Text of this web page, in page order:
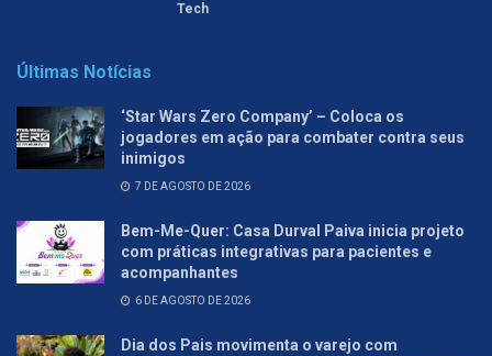
Tech
Últimas Notícias
‘Star Wars Zero Company’ – Coloca os
jogadores em ação para combater contra seus
inimigos
7 DE AGOSTO DE 2026
Bem-Me-Quer: Casa Durval Paiva inicia projeto
com práticas integrativas para pacientes e
acompanhantes
6 DE AGOSTO DE 2026
Dia dos Pais movimenta o varejo com